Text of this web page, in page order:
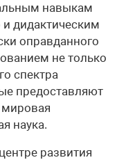
навыкам
дидактическим
оправданного
не только
спектра
предоставляют
мировая
наука.
развития